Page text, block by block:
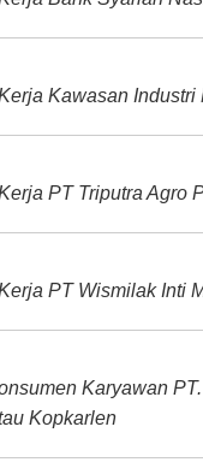
Kawasan Industri
PT Triputra Agro
PT Wismilak Inti
Karyawan
Kopkarlen